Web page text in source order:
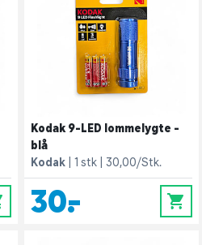
Kodak 9-LED lommelygte -
blå
Kodak
1 stk 30,00/Stk.
30,- 0